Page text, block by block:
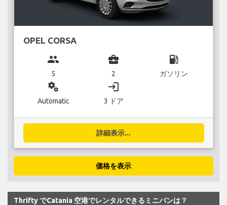
OPEL CORSA
group
5
business_center
2
local_gas_station
ガソリン
miscellaneous_services
Automatic
login
3 ドア
詳細表示...
価格を表示
Thrifty でCatania 空港でレンタルできるミニバンは？